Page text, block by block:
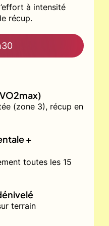
à intensité
récup.
(zone 3), récup en
+
toutes les 15
terrain